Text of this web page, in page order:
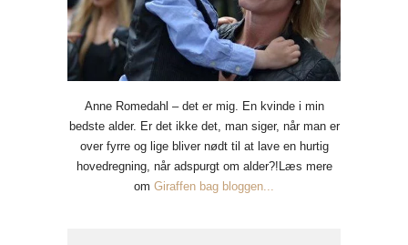
Anne Romedahl – det er mig. En kvinde i min
bedste alder. Er det ikke det, man siger, når man er
over fyrre og lige bliver nødt til at lave en hurtig
hovedregning, når adspurgt om alder?!Læs mere
om Giraffen bag bloggen...